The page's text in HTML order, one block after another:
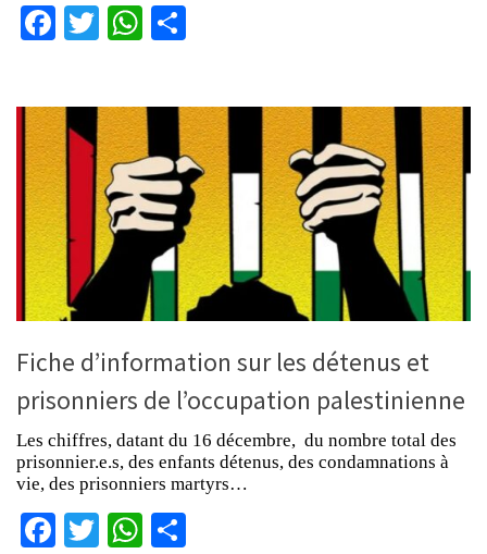
Facebook
TwitterWhatsApp
Fiche d’information sur les détenus et
prisonniers de l’occupation palestinienne
Les chiffres, datant du 16 décembre, du nombre total des
prisonnier.e.s, des enfants détenus, des condamnations à
vie, des prisonniers martyrs…
Facebook
TwitterWhatsApp